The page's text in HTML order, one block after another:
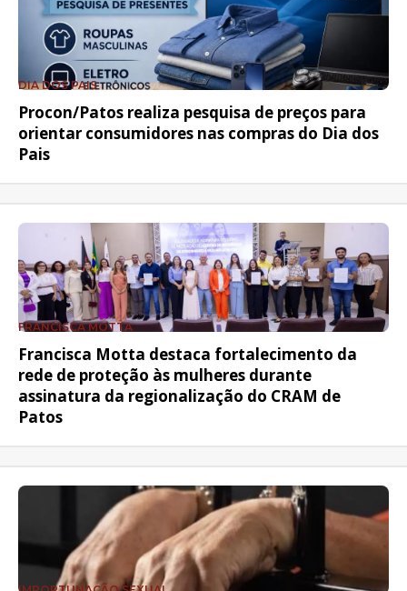
DIA DOS PAIS
Procon/Patos realiza pesquisa de preços para
orientar consumidores nas compras do Dia dos
Pais
FRANCISCA MOTTA
Francisca Motta destaca fortalecimento da
rede de proteção às mulheres durante
assinatura da regionalização do CRAM de
Patos